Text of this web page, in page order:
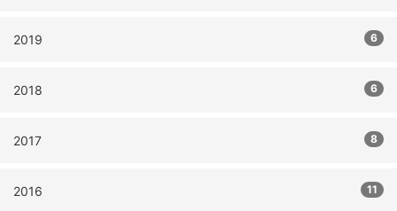
2019 6
2018 6
2017 8
2016 11